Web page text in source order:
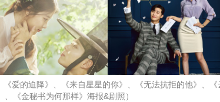
《爱的迫降》、《来自星星的你》、《无法抗拒的他》、《
、《金秘书为何那样》海报&剧照）